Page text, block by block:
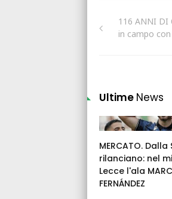
116 ANNI DI
in campo
Ultime News
MERCATO. Dalla
rilanciano: nel
Lecce l'ala
FERNÁNDEZ